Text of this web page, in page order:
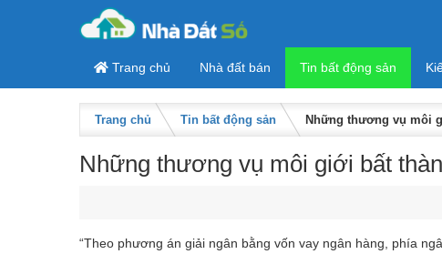
Trang chủ Nhà đất bán Tin bất động sản
Trang chủ Tin bất động sản Những thương vụ môi
Những thương vụ môi giới bất
“Theo phương án giải ngân bằng vốn vay ngân hàng, phía